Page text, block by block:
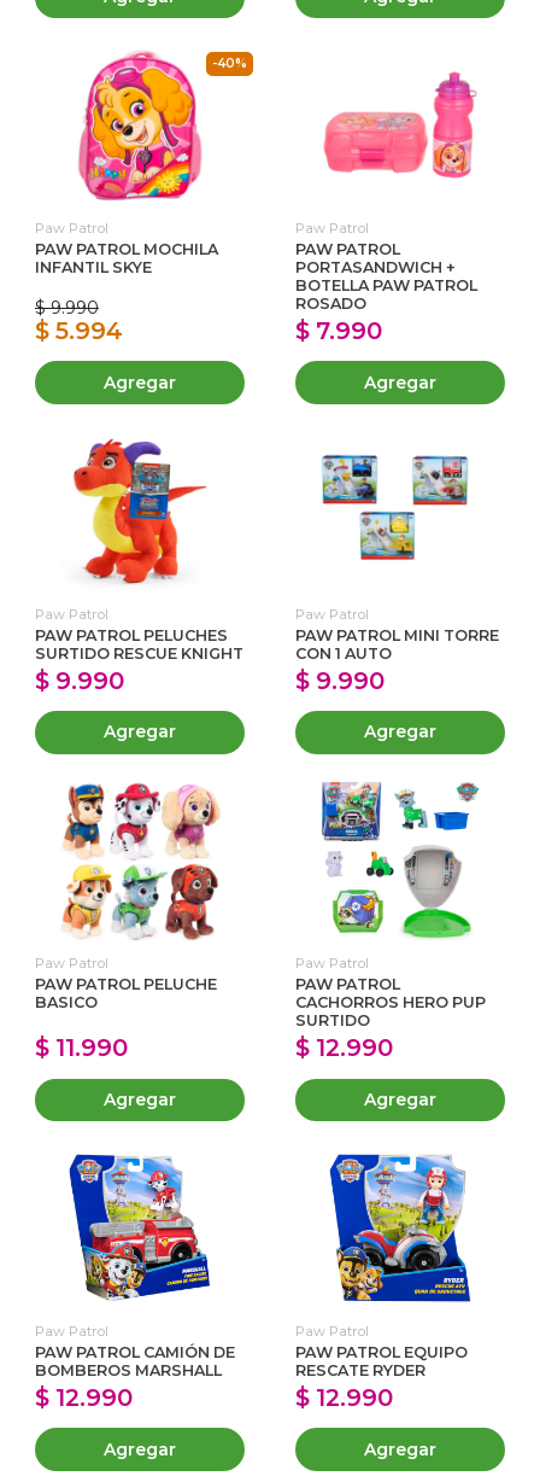
-40%
Paw Patrol
PAW PATROL MOCHILA
INFANTIL SKYE
$ 9.990
$ 5.994
Agregar
Paw Patrol
PAW PATROL
PORTASANDWICH +
BOTELLA PAW PATROL
ROSADO
$ 7.990
Agregar
Paw Patrol
PAW PATROL PELUCHES
SURTIDO RESCUE KNIGHT
$ 9.990
Agregar
Paw Patrol
PAW PATROL MINI TORRE
CON 1 AUTO
$ 9.990
Agregar
Paw Patrol
PAW PATROL PELUCHE
BASICO
$ 11.990
Agregar
Paw Patrol
PAW PATROL
CACHORROS HERO PUP
SURTIDO
$ 12.990
Agregar
Paw Patrol
PAW PATROL CAMIÓN DE
BOMBEROS MARSHALL
$ 12.990
Agregar
Paw Patrol
PAW PATROL EQUIPO
RESCATE RYDER
$ 12.990
Agregar